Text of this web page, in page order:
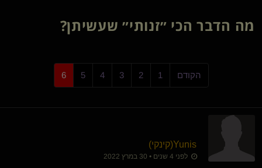
מה הדבר הכי ״זנותי״ שעשיתן?
הקודם 1
2
3
4
5
6
Yunis​(קינקי)
לפני 4 שנים • 30 במרץ 2022